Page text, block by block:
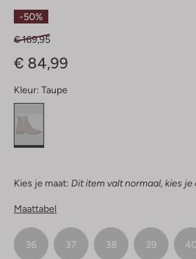
-50%
€ 169,95
€ 84,99
Kleur: Taupe
Kies je maat: Dit item valt normaal, kies je
Maattabel
36 37 38 39 40